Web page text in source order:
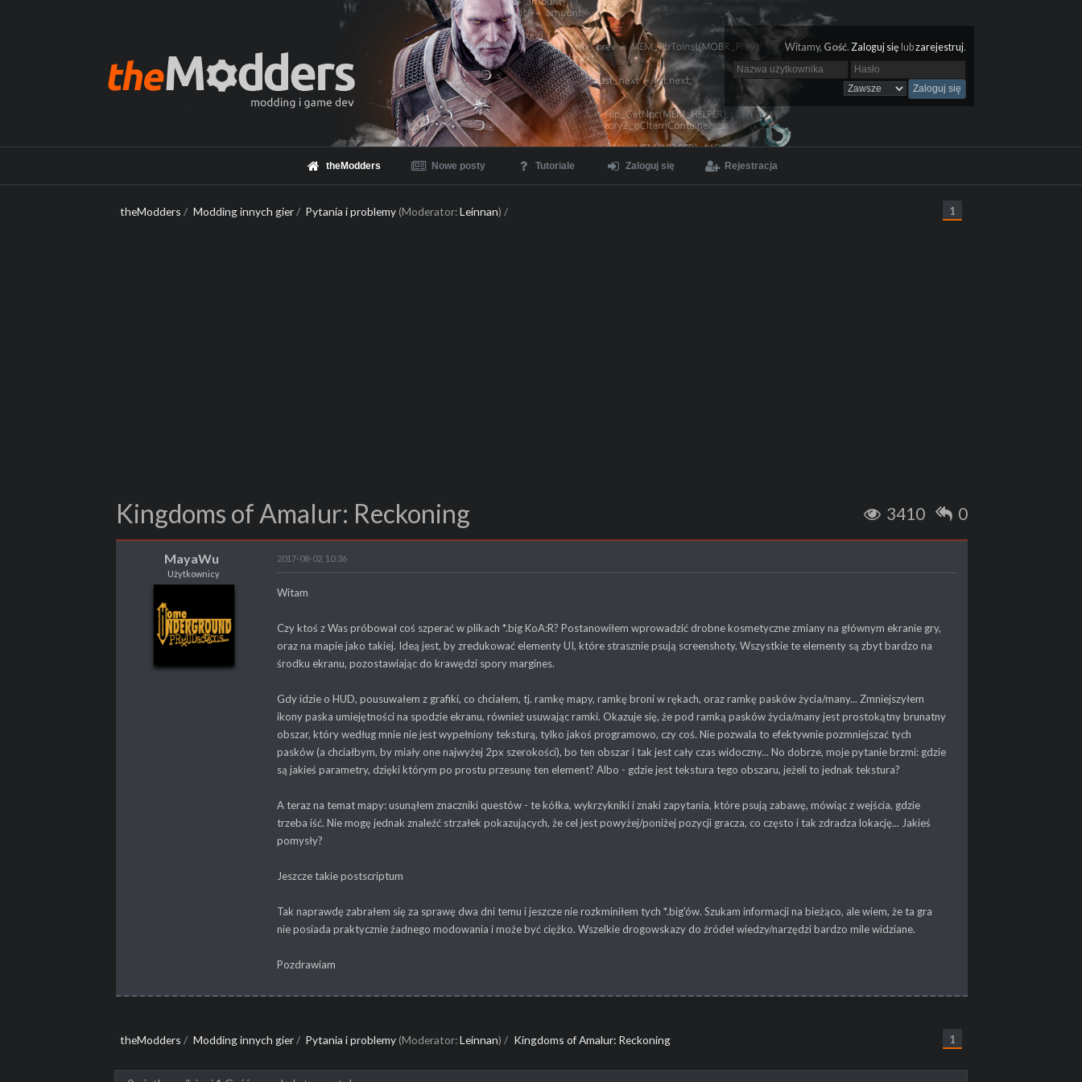
Witamy, Gość. Zaloguj się lubzarejestruj.
theModders Nowe posty Tutoriale Zaloguj się Rejestracja
theModders / Modding innych gier/ Pytania i problemy(Moderator:Leinnan) / 1
Kingdoms of Amalur: Reckoning 3410 0
MayaWu
MayaWu
Użytkownicy
2017-08-02, 10:36
Witam
Czy ktoś z Was próbował coś szperać w plikach *.big KoA:R? Postanowiłem wprowadzić drobne kosmetyczne zmiany na głównym ekranie gry,
oraz na mapie jako takiej. Ideą jest, by zredukować elementy UI, które strasznie psują screenshoty. Wszystkie te elementy są zbyt bardzo na
środku ekranu, pozostawiając do krawędzi spory margines.
Gdy idzie o HUD, pousuwałem z grafiki, co chciałem, tj. ramkę mapy, ramkę broni w rękach, oraz ramkę pasków życia/many... Zmniejszyłem
ikony paska umiejętności na spodzie ekranu, również usuwając ramki. Okazuje się, że pod ramką pasków życia/many jest prostokątny brunatny
obszar, który według mnie nie jest wypełniony teksturą, tylko jakoś programowo, czy coś. Nie pozwala to efektywnie pozmniejszać tych
pasków (a chciałbym, by miały one najwyżej 2px szerokości), bo ten obszar i tak jest cały czas widoczny... No dobrze, moje pytanie brzmi: gdzie
są jakieś parametry, dzięki którym po prostu przesunę ten element? Albo - gdzie jest tekstura tego obszaru, jeżeli to jednak tekstura?
A teraz na temat mapy: usunąłem znaczniki questów - te kółka, wykrzykniki i znaki zapytania, które psują zabawę, mówiąc z wejścia, gdzie
trzeba iść. Nie mogę jednak znaleźć strzałek pokazujących, że cel jest powyżej/poniżej pozycji gracza, co często i tak zdradza lokację... Jakieś
pomysły?
Jeszcze takie postscriptum
Tak naprawdę zabrałem się za sprawę dwa dni temu i jeszcze nie rozkminiłem tych *.big'ów. Szukam informacji na bieżąco, ale wiem, że ta gra
nie posiada praktycznie żadnego modowania i może być ciężko. Wszelkie drogowskazy do źródeł wiedzy/narzędzi bardzo mile widziane.
Pozdrawiam
theModders / Modding innych gier/ Pytania i problemy(Moderator:Leinnan) / Kingdoms of Amalur: Reckoning 1